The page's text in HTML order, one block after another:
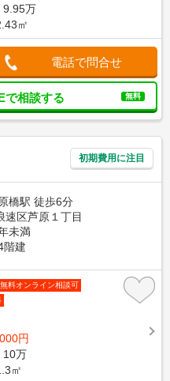
9.95万
㎡
電話で問合せ
で相談する 無料
初期費用に注目
橋駅 徒歩6分
速区芦原１丁目
未満
階建
無料オンライン相談可
円
10万
㎡